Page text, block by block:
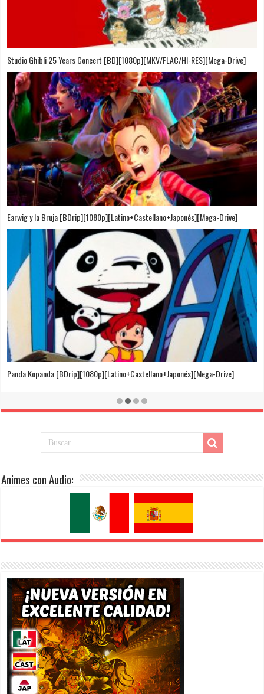
On Your Mark [OVA][BDrip][1080p][Sub-Español][Sub-English][MEGA]
Puedo Escuchar el Mar [Película][BDrip][1080p][Dual Audio]
[Castellano+Japonés][Sub-Español][MEGA]
Animes con Audio: